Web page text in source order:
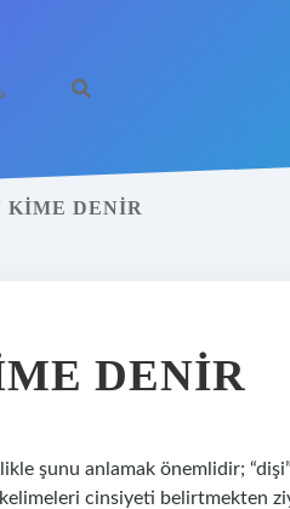
KIME DENIR
DENIR
şunu anlamak önemlidir;
kelimeleri cinsiyeti belirtmekten